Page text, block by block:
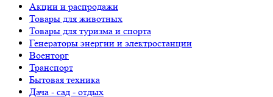
Акции и распродажи
Товары для животных
Товары для туризма и спорта
Генераторы энергии и электростанции
Военторг
Транспорт
Бытовая техника
Дача - сад - отдых